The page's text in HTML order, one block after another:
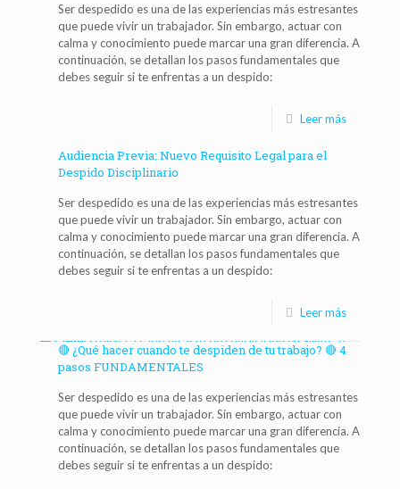
Ser despedido es una de las experiencias más estresantes
que puede vivir un trabajador. Sin embargo, actuar con
calma y conocimiento puede marcar una gran diferencia. A
continuación, se detallan los pasos fundamentales que
debes seguir si te enfrentas a un despido:
Leer más
Audiencia Previa: Nuevo Requisito Legal para el
Despido Disciplinario
Ser despedido es una de las experiencias más estresantes
que puede vivir un trabajador. Sin embargo, actuar con
calma y conocimiento puede marcar una gran diferencia. A
continuación, se detallan los pasos fundamentales que
debes seguir si te enfrentas a un despido:
Leer más
🔴 ¿Qué hacer cuando te despiden de tu trabajo? 🔴 4
pasos FUNDAMENTALES
Ser despedido es una de las experiencias más estresantes
que puede vivir un trabajador. Sin embargo, actuar con
calma y conocimiento puede marcar una gran diferencia. A
continuación, se detallan los pasos fundamentales que
debes seguir si te enfrentas a un despido: